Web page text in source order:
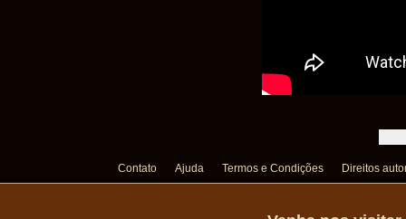
Contato Ajuda Termos e Condições Direitos